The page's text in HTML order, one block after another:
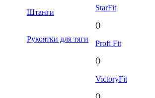
Штанги
Рукоятки для тяги
StarFit
()
Profi Fit
()
VictoryFit
()